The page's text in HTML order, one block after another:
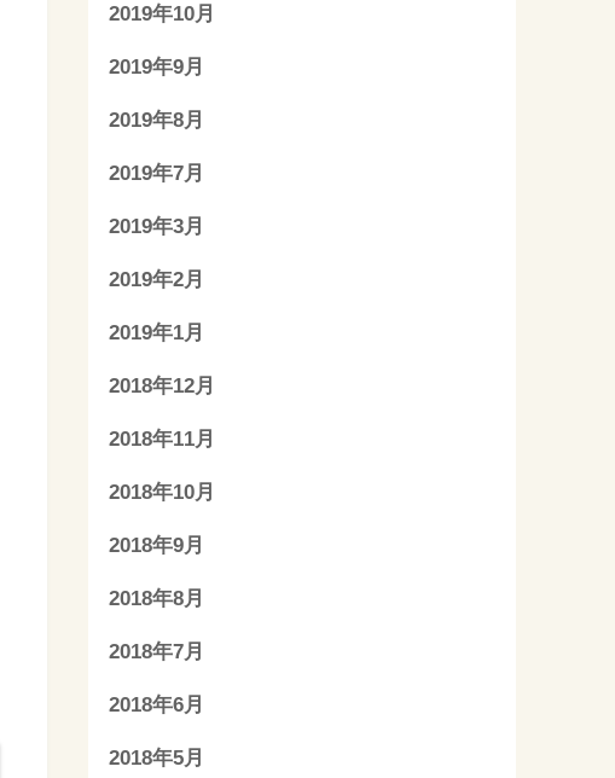
2019年10月
2019年9月
2019年8月
2019年7月
2019年3月
2019年2月
2019年1月
2018年12月
2018年11月
2018年10月
2018年9月
2018年8月
2018年7月
2018年6月
2018年5月